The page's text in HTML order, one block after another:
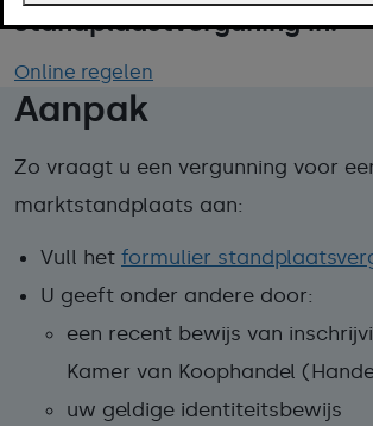
standplaastverguning in.
Online regelen
Aanpak
Zo vraagt u een vergunning voor
marktstandplaats aan:
Vull het formulier
U geeft onder andere door:
een recent bewijs van
Kamer van Koophandel
uw geldige identiteitsbewijs